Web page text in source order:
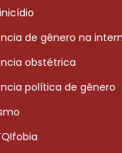
de gênero na
obstétrica
política de gênero